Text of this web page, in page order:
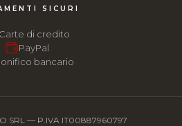
SICURI
di credito
PayPal
bancario
SRL — P.IVA IT00887960797